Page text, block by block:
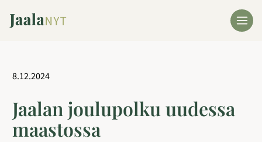
sisältöön
8.12.2024
Jaalan joulupolku uudessa
maastossa